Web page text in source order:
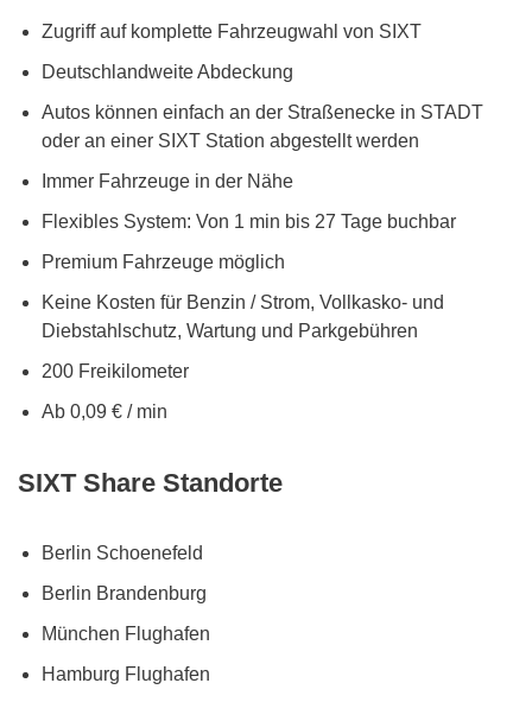
Zugriff auf komplette Fahrzeugwahl von SIXT
Deutschlandweite Abdeckung
Autos können einfach an der Straßenecke in STADT
oder an einer SIXT Station abgestellt werden
Immer Fahrzeuge in der Nähe
Flexibles System: Von 1 min bis 27 Tage buchbar
Premium Fahrzeuge möglich
Keine Kosten für Benzin / Strom, Vollkasko- und
Diebstahlschutz, Wartung und Parkgebühren
200 Freikilometer
Ab 0,09 € / min
SIXT Share Standorte
Berlin Schoenefeld
Berlin Brandenburg
München Flughafen
Hamburg Flughafen